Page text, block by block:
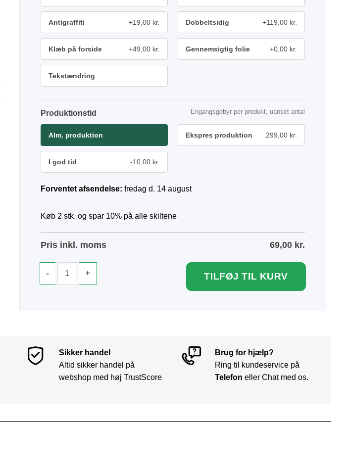
Antigraffiti +19,00 kr. Dobbeltsidig +119,00 kr.
Klæb på forside +49,00 kr. Gennemsigtig folie +0,00 kr.
Tekstændring
Produktionstid Engangsgebyr per produkt, uanset antal
Alm. produktion Ekspres produktion 299,00 kr.
I god tid -10,00 kr.
Forventet afsendelse: fredag d. 14 august
Køb 2 stk. og spar 10% på alle skiltene
Pris inkl. moms 69,00 kr.
TILFØJ TIL KURV
Sikker handel
Altid sikker handel på
webshop med høj TrustScore
Brug for hjælp?
Ring til kundeservice på
Telefon eller Chat med os.